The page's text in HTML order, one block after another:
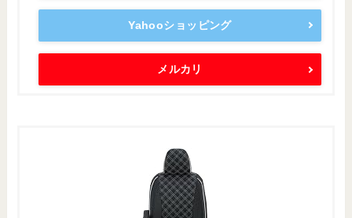
Yahooショッピング
メルカリ